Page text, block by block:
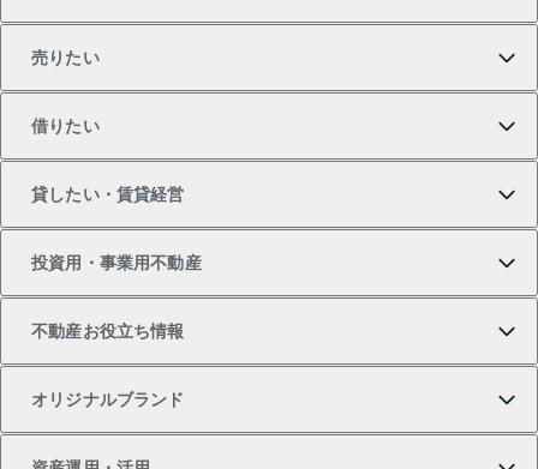
新築・分譲マンションの購入
中古マンションの購入
売りたい
マンションの売却・査定
一戸建ての売却・査定
借りたい
借りたいTOP
物件を借りる
貸したい・賃貸経営
貸したいTOP
投資用・事業用不動産
不動産お役立ち情報
オリジナルブランド